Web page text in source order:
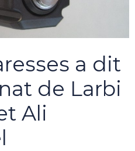
a dit
de Larbi
Ali